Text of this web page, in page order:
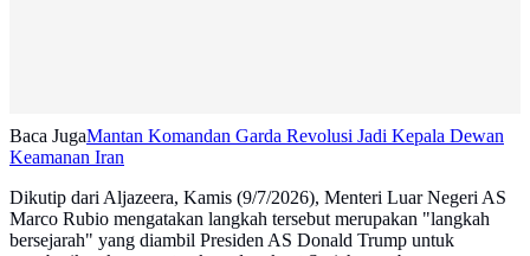
Baca JugaMantan Komandan Garda Revolusi Jadi Kepala Dewan
Keamanan Iran
Dikutip dari Aljazeera, Kamis (9/7/2026), Menteri Luar Negeri AS
Marco Rubio mengatakan langkah tersebut merupakan "langkah
bersejarah" yang diambil Presiden AS Donald Trump untuk